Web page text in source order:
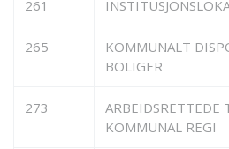
261
265
KOMMUNALT
BOLIGER
273
ARBEIDSRETTEDE
KOMMUNAL REGI